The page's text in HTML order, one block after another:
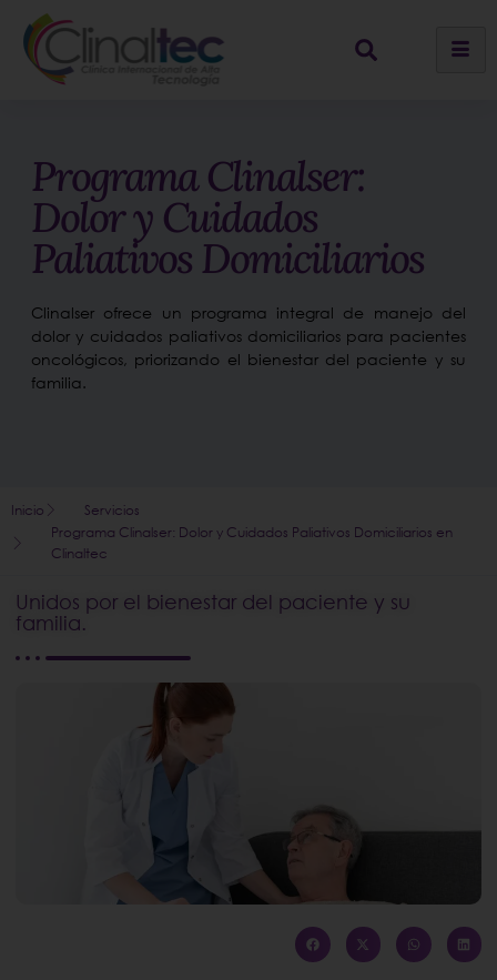
Programa Clinalser:
Dolor y Cuidados
Paliativos Domiciliarios
Clinalser ofrece un programa integral de manejo del
dolor y cuidados paliativos domiciliarios para pacientes
oncológicos, priorizando el bienestar del paciente y su
familia.
Inicio
Servicios
Programa Clinalser: Dolor y Cuidados Paliativos Domiciliarios en
Clinaltec
Unidos por el bienestar del paciente y su
familia.